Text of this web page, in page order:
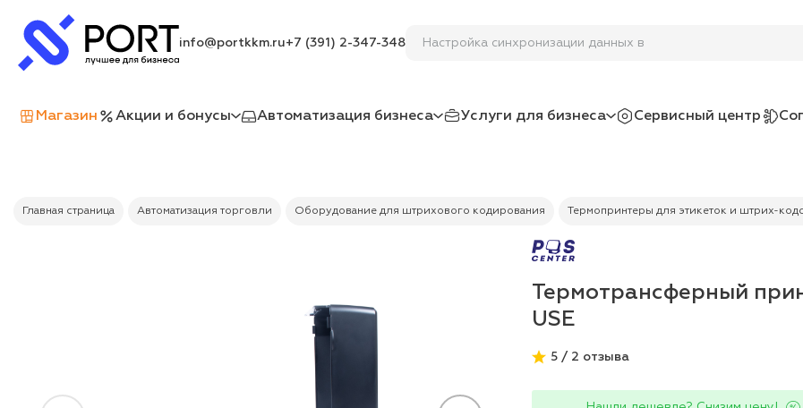
info@portkkm.ru+7 (391) 2-347-348 Настройка синхронизации д
Магазин Акции и бонусы Автоматизация бизнеса Услуги для бизнеса Сервисный центр
Главная страница Автоматизация торговли Оборудование для штрихового кодирования Термопринтеры для этикеток и штрих-
Термотрансферный
USE
5 / 2 отзыва